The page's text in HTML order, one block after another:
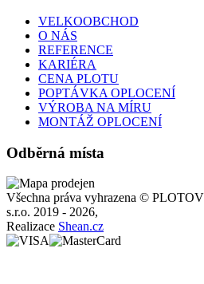
VELKOOBCHOD
O NÁS
REFERENCE
KARIÉRA
CENA PLOTU
POPTÁVKA OPLOCENÍ
VÝROBA NA MÍRU
MONTÁŽ OPLOCENÍ
Odběrná místa
Všechna práva vyhrazena ©
s.r.o. 2019 - 2026,
Realizace Shean.cz